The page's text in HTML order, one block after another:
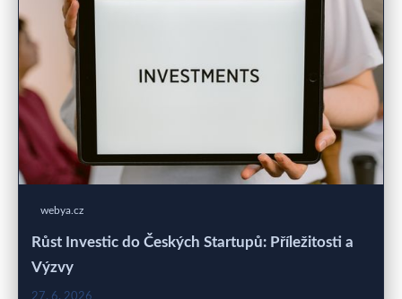
webya.cz
Růst Investic do Českých Startupů: Příležitosti a
Výzvy
27. 6. 2026